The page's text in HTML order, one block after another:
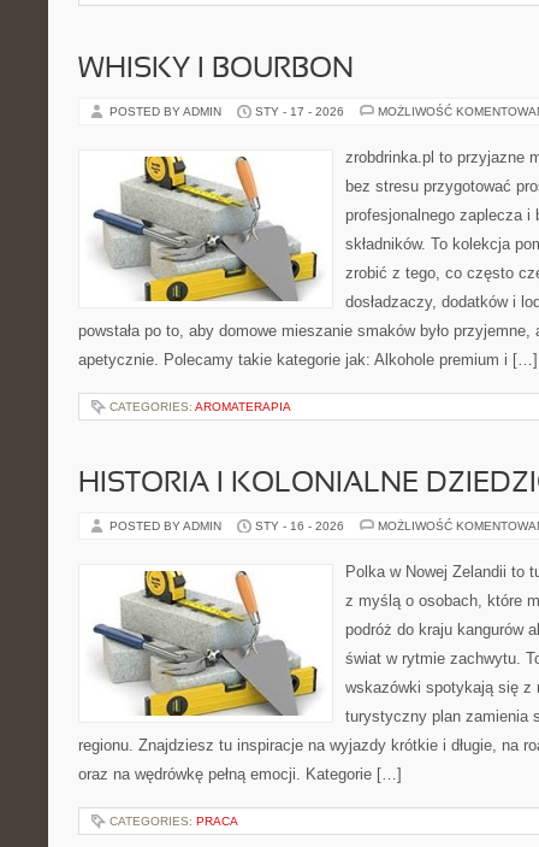
WHISKY I BOURBON
POSTED BY ADMIN STY - 17 - 2026 MOŻLIWOŚĆ
zrobdrinka.pl to przyjazne
bez stresu przygotować
profesjonalnego zaplecza i
składników. To kolekcja
zrobić z tego, co często
dosładzaczy, dodatków i
powstała po to, aby domowe mieszanie smaków było przyjemne,
apetycznie. Polecamy takie kategorie jak: Alkohole premium i […]
CATEGORIES: AROMATERAPIA
HISTORIA I KOLONIALNE
POSTED BY ADMIN STY - 16 - 2026 MOŻLIWOŚĆ
Polka w Nowej Zelandii to
z myślą o osobach, które
podróż do kraju kangurów
świat w rytmie zachwytu.
wskazówki spotykają się z
turystyczny plan zamienia
regionu. Znajdziesz tu inspiracje na wyjazdy krótkie i długie, na
oraz na wędrówkę pełną emocji. Kategorie […]
CATEGORIES: PRACA